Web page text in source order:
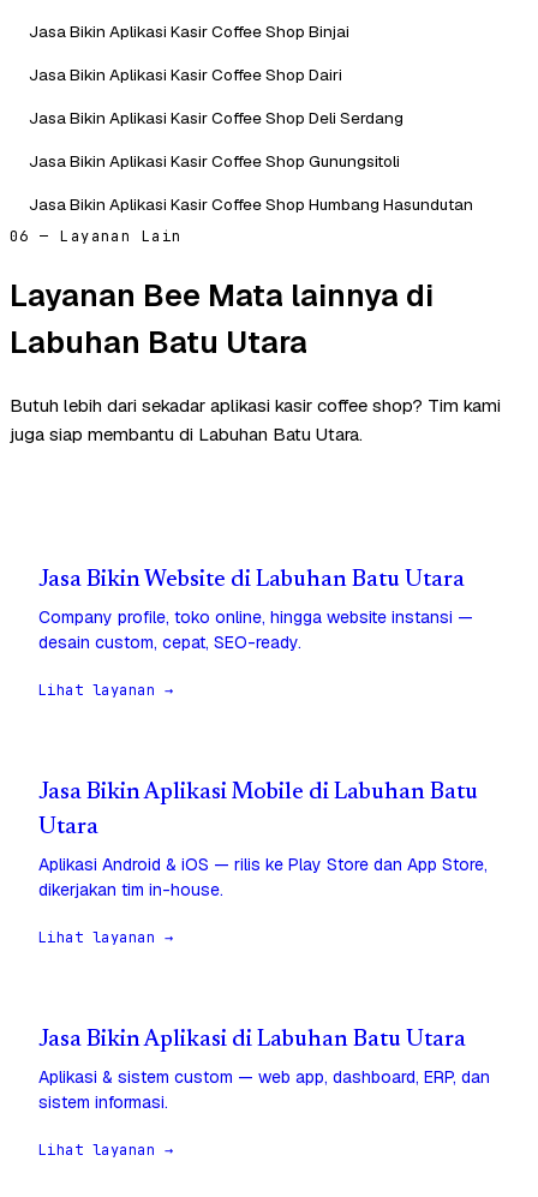
Jasa Bikin Aplikasi Kasir Coffee Shop Binjai
Jasa Bikin Aplikasi Kasir Coffee Shop Dairi
Jasa Bikin Aplikasi Kasir Coffee Shop Deli Serdang
Jasa Bikin Aplikasi Kasir Coffee Shop Gunungsitoli
Jasa Bikin Aplikasi Kasir Coffee Shop Humbang Hasundutan
06 — Layanan Lain
Layanan Bee Mata lainnya di
Labuhan Batu Utara
Butuh lebih dari sekadar aplikasi kasir coffee shop? Tim kami
juga siap membantu di Labuhan Batu Utara.
Jasa Bikin Website di Labuhan Batu Utara
Company profile, toko online, hingga website instansi —
desain custom, cepat, SEO-ready.
Lihat layanan →
Jasa Bikin Aplikasi Mobile di Labuhan Batu
Utara
Aplikasi Android & iOS — rilis ke Play Store dan App Store,
dikerjakan tim in-house.
Lihat layanan →
Jasa Bikin Aplikasi di Labuhan Batu Utara
Aplikasi & sistem custom — web app, dashboard, ERP, dan
sistem informasi.
Lihat layanan →